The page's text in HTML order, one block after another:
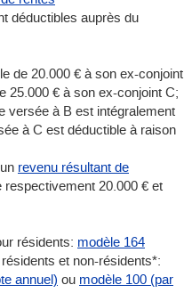
déductibles auprès du
de 20.000 € à son ex-conjoint
25.000 € à son ex-conjoint C;
versée à B est intégralement
à C est déductible à raison
revenu résultant de
respectivement 20.000 € et
résidents: modèle 164
et non-résidents*:
annuel) ou modèle 100 (par